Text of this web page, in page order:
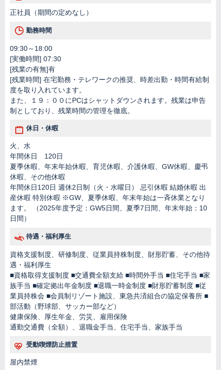
正社員（期間の定めなし）
勤務時間
09:30～18:00
[実働時間] 07:30
[残業の有無]有
[残業時間] 在宅勤務・テレワークの推奨、時差出勤・時間有給制
度を取り入れています。
また、１９：００にPCはシャットダウンされます。残業は申告
制としており、残業時間の管理を徹底。
休日・休暇
火、水
年間休日 120日
夏季休暇、年末年始休暇、育児休暇、介護休暇、GW休暇、慶弔
休暇、その他休暇
年間休日120日 週休2日制（火・水曜日） 忌引休暇 結婚休暇 出
産休暇 特別休暇 ※GW、夏季休暇、年末年始は一斉休業となり
ます。 （2025年度予定：GW5日間、夏季7日間、年末年始：10
日間）
待遇・福利厚生
資格支援制度、研修制度、従業員持株制度、財形貯蓄、その他待
遇・福利厚生
■資格取得支援制度 ■交通費全額支給 ■時間外手当 ■住宅手当 ■家
族手当 ■確定拠出年金制度 ■退職一時金制度 ■財形貯蓄制度 ■従
業員持株会 ■会員制リゾート施設、東急共済組合の協定保養所 ■
部活動（野球部、サッカー部など）
健康保険、厚生年金、労災、雇用保険
通勤交通費（全額）、退職金手当、住宅手当、家族手当
受動喫煙防止措置
屋内禁煙